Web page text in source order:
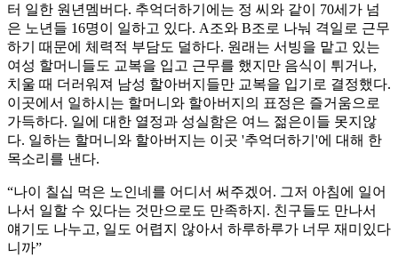
터 일한 원년멤버다. 추억더하기에는 정 씨와 같이 70세가 넘
은 노년들 16명이 일하고 있다. A조와 B조로 나눠 격일로 근무
하기 때문에 체력적 부담도 덜하다. 원래는 서빙을 맡고 있는
여성 할머니들도 교복을 입고 근무를 했지만 음식이 튀거나,
치울 때 더러워져 남성 할아버지들만 교복을 입기로 결정했다.
이곳에서 일하시는 할머니와 할아버지의 표정은 즐거움으로
가득하다. 일에 대한 열정과 성실함은 여느 젊은이들 못지않
다. 일하는 할머니와 할아버지는 이곳 '추억더하기'에 대해 한
목소리를 낸다.
“나이 칠십 먹은 노인네를 어디서 써주겠어. 그저 아침에 일어
나서 일할 수 있다는 것만으로도 만족하지. 친구들도 만나서
얘기도 나누고, 일도 어렵지 않아서 하루하루가 너무 재미있다
니까”